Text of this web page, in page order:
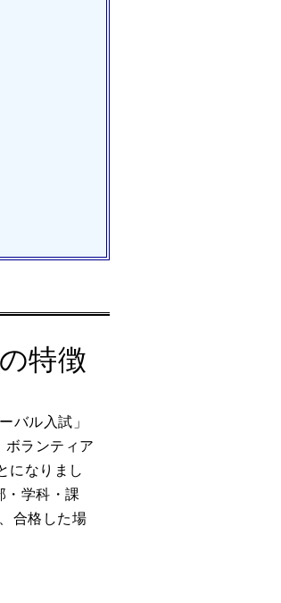
特徴
バル入試」
ボランティア
になりまし
・学科・課
合格した場